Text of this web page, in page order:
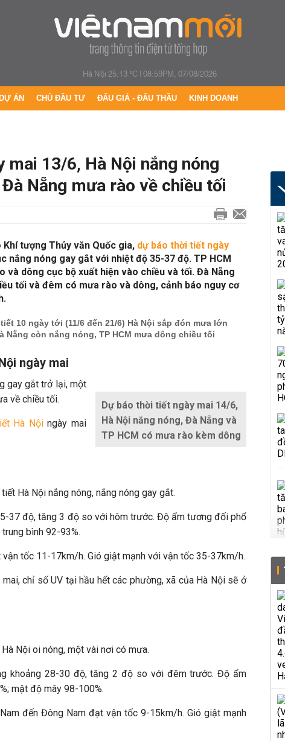
Hà Nội 25.13 °C|08:59PM, 07/08/2026
DỰ ÁN CHỦ ĐẦU TƯ ĐẤU GIÁ - ĐẤU THẦU KINH DOANH
mai 13/6, Hà Nội nắng nóng
Nẵng mưa rào về chiều tối
tượng Thủy văn Quốc gia, dự báo thời tiết ngày
nắng nóng gay gắt với nhiệt độ 35-37 độ. TP HCM
và dông cục bộ xuất hiện vào chiều và tối. Đà Nẵng
tối và đêm có mưa rào và dông, cảnh báo nguy cơ
10 ngày tới (11/6 đến 21/6) Hà Nội sắp đón mưa lớn
Nẵng còn nắng nóng, TP HCM mưa dông chiều tối
ngày mai
Dự báo thời tiết ngày mai 14/6,
Hà Nội nắng nóng, Đà Nẵng và
TP HCM có mưa rào kèm dông
gay gắt trở lại, một
về chiều tối.
Hà Nộingày mai
Hà Nội nắng nóng, nắng nóng gay gắt.
37 độ, tăng 3 độ so với hôm trước. Độ ẩm tương đối phổ
bình 92-93%.
vận tốc 11-17km/h. Gió giật mạnh với vận tốc 35-37km/h.
chỉ số UV tại hầu hết các phường, xã của Hà Nội sẽ ở
Nội oi nóng, một vài nơi có mưa.
khoảng 28-30 độ, tăng 2 độ so với đêm trước. Độ ẩm
mật độ mây 98-100%.
đến Đông Nam đạt vận tốc 9-15km/h. Gió giật mạnh